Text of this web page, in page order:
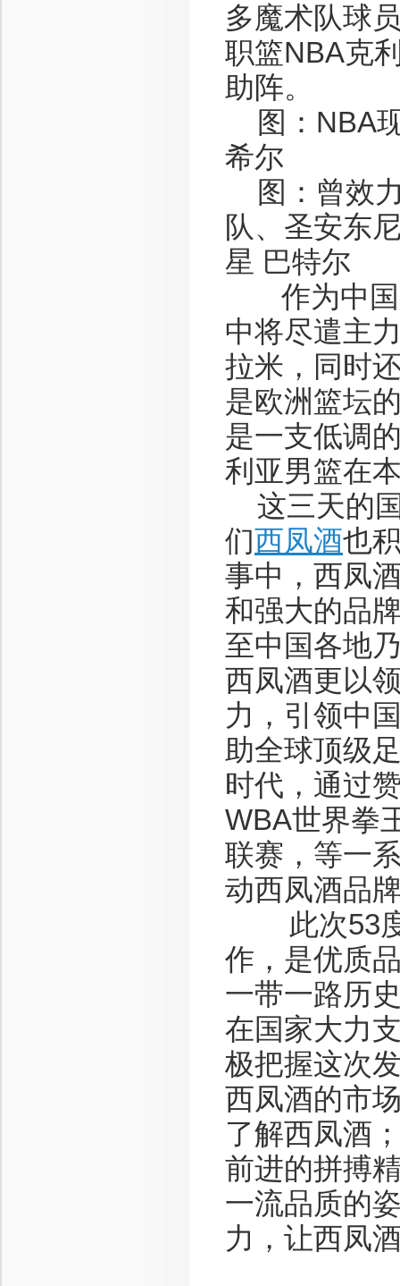
多魔术队球
职篮NBA克
助阵。
图：NBA
希尔
图：曾效
队、圣安东
星 巴特尔
作为中国
中将尽遣主
拉米，同时
是欧洲篮坛
是一支低调
利亚男篮在
这三天的
们西凤酒也
事中，西凤
和强大的品
至中国各地
西凤酒更以
力，引领中
助全球顶级
时代，通过
WBA世界拳
联赛，等一
动西凤酒品
此次53度
作，是优质
一带一路历
在国家大力
极把握这次
西凤酒的市
了解西凤酒
前进的拼搏
一流品质的
力，让西凤